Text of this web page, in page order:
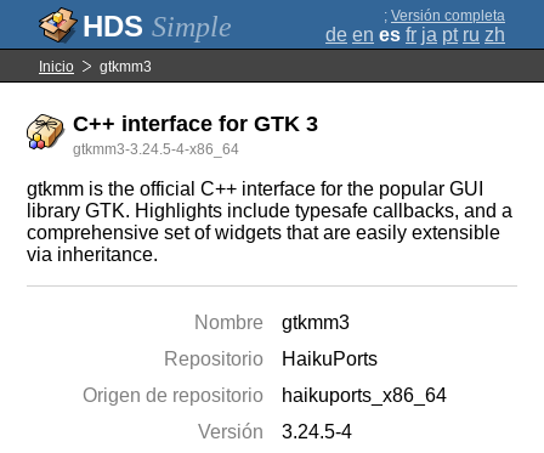
Simple ; Versión completa
de en es fr ja pt ru zh
Inicio gtkmm3
C++ interface for GTK 3
gtkmm3-3.24.5-4-x86_64
gtkmm is the official C++ interface for the popular GUI
library GTK. Highlights include typesafe callbacks, and a
comprehensive set of widgets that are easily extensible
via inheritance.
Nombre
gtkmm3
Repositorio
HaikuPorts
Origen de repositorio
haikuports_x86_64
Versión
3.24.5-4